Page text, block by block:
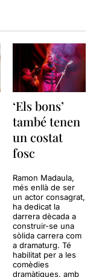
‘Els bons’
també tenen
un costat
fosc
Ramon Madaula,
més enllà de ser
un actor consagrat,
ha dedicat la
darrera dècada a
construir-se una
sòlida carrera com
a dramaturg. Té
habilitat per a les
comèdies
dramàtiques, amb